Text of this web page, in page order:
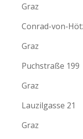
Graz
Conrad-von-
Graz
Puchstraße 199
Graz
Lauzilgasse 21
Graz